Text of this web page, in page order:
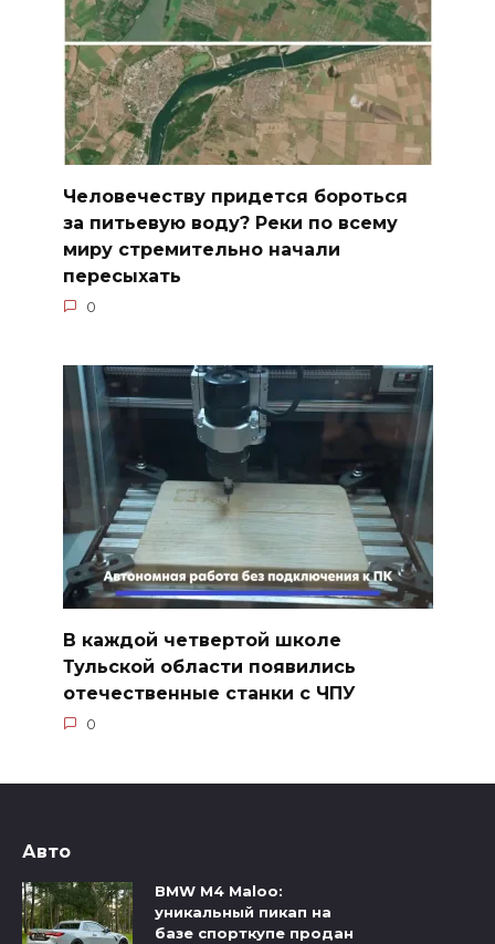
Человечеству придется бороться
за питьевую воду? Реки по всему
миру стремительно начали
пересыхать
0
В каждой четвертой школе
Тульской области появились
отечественные станки с ЧПУ
0
Авто
BMW M4 Maloo:
уникальный пикап на
базе спорткупе продан